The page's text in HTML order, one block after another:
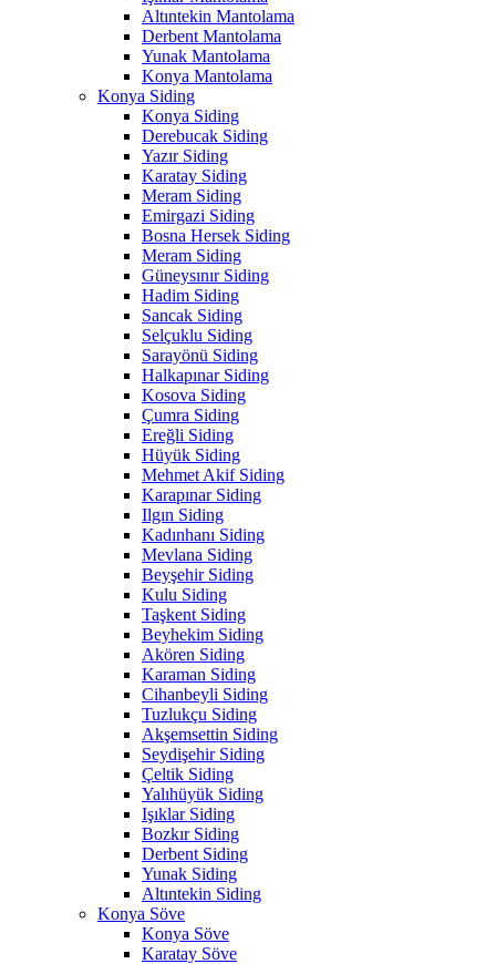
Altıntekin Mantolama
Derbent Mantolama
Yunak Mantolama
Konya Mantolama
Konya Siding
Konya Siding
Derebucak Siding
Yazır Siding
Karatay Siding
Meram Siding
Emirgazi Siding
Bosna Hersek Siding
Meram Siding
Güneysınır Siding
Hadim Siding
Sancak Siding
Selçuklu Siding
Sarayönü Siding
Halkapınar Siding
Kosova Siding
Çumra Siding
Ereğli Siding
Hüyük Siding
Mehmet Akif Siding
Karapınar Siding
Ilgın Siding
Kadınhanı Siding
Mevlana Siding
Beyşehir Siding
Kulu Siding
Taşkent Siding
Beyhekim Siding
Akören Siding
Karaman Siding
Cihanbeyli Siding
Tuzlukçu Siding
Akşemsettin Siding
Seydişehir Siding
Çeltik Siding
Yalıhüyük Siding
Işıklar Siding
Bozkır Siding
Derbent Siding
Yunak Siding
Altıntekin Siding
Konya Söve
Konya Söve
Karatay Söve